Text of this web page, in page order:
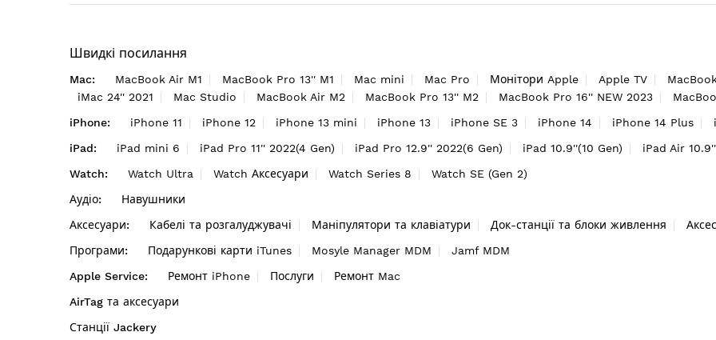
Швидкі посилання
Mac: MacBook Air M1 MacBook Pro 13'' M1 Mac mini Mac Pro Монітори Apple Apple TV
iMac 24'' 2021
Mac Studio MacBook Air M2 MacBook Pro 13'' M2 MacBook Pro 16'' NEW 2023
iPhone:
iPhone 11 iPhone 12 iPhone 13 mini iPhone 13 iPhone SE 3 iPhone 14 iPhone 14 Plus
iPad:
iPad mini 6 iPad Pro 11'' 2022(4 Gen) iPad Pro 12.9'' 2022(6 Gen) iPad 10.9''(10 Gen)
iPad Air
Watch:
Watch Ultra Watch Аксесуари Watch Series 8
Watch SE (Gen 2)
Аудіо:
Навушники
Аксесуари:
Кабелі та розгалуджувачі Маніпулятори та клавіатури Док-станції та блоки живлення
Програми:
Подарункові карти iTunes Mosyle Manager MDM
Jamf MDM
Apple Service:
Ремонт iPhone Послуги
Ремонт Mac
AirTag та аксесуари
Станції Jackery